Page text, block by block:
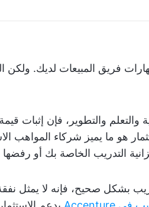
فريق المبيعات لديك. ولكن
والتعلم والتطوير، فإن إثبات
هو ما يميز شركاء المواهب
التدريب الخاصة بك أو رفضها
بشكل صحيح، فإنه لا يمثل